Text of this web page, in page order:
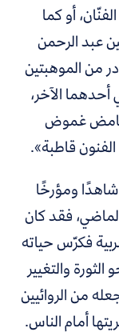
أو كما
عبد الرحمن
من الموهبتين
الآخر،
غموض
قاطبة»
.
ومؤرخًا
فقد كان
فكرّس حياته
والتغيير
من الروائيين
أمام الناس.